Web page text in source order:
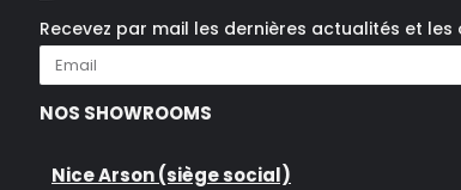
Recevez par mail les dernières actualités et
NOS SHOWROOMS
Nice Arson (siège social)